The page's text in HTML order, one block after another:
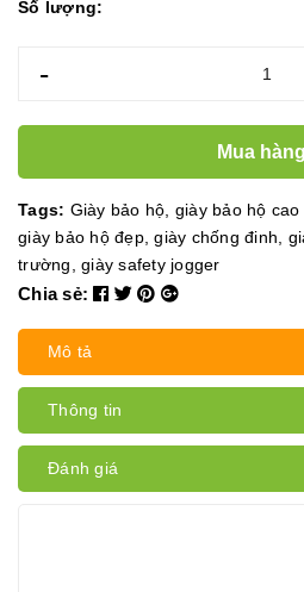
Số lượng:
-
Mua hàng
Tags: Giày bảo hộ giày bảo hộ cao
giày bảo hộ đẹp,giày chống đinh
trường
giày safety jogger
Chia sẻ:
Mô tả
Thông tin
Đánh giá